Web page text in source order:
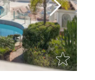
Next